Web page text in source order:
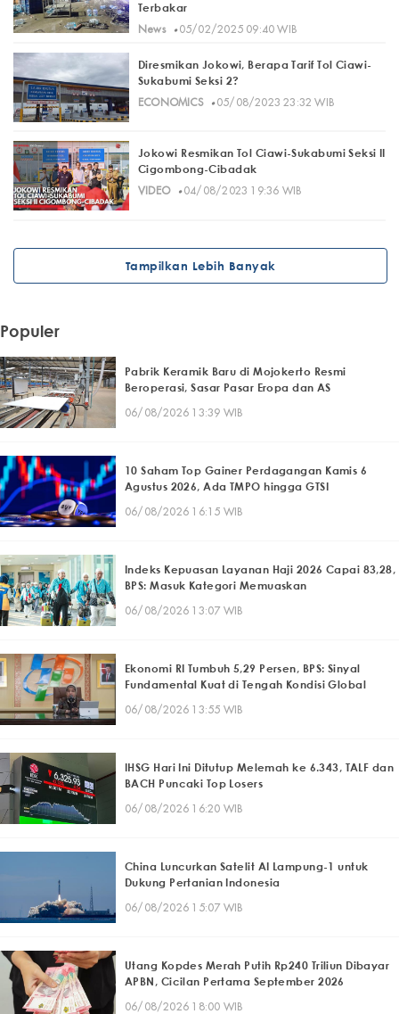
Terbakar
News· 05/02/2025 09:40 WIB
Diresmikan Jokowi, Berapa Tarif Tol Ciawi-
Sukabumi Seksi 2?
ECONOMICS· 05/08/2023 23:32 WIB
Jokowi Resmikan Tol Ciawi-Sukabumi Seksi II
Cigombong-Cibadak
VIDEO· 04/08/2023 19:36 WIB
Tampilkan Lebih Banyak
Populer
Pabrik Keramik Baru di Mojokerto Resmi
Beroperasi, Sasar Pasar Eropa dan AS
06/08/2026 13:39 WIB
10 Saham Top Gainer Perdagangan Kamis 6
Agustus 2026, Ada TMPO hingga GTSI
06/08/2026 16:15 WIB
Indeks Kepuasan Layanan Haji 2026 Capai 83,28,
BPS: Masuk Kategori Memuaskan
06/08/2026 13:07 WIB
Ekonomi RI Tumbuh 5,29 Persen, BPS: Sinyal
Fundamental Kuat di Tengah Kondisi Global
06/08/2026 13:55 WIB
IHSG Hari Ini Ditutup Melemah ke 6.343, TALF dan
BACH Puncaki Top Losers
06/08/2026 16:20 WIB
China Luncurkan Satelit AI Lampung-1 untuk
Dukung Pertanian Indonesia
06/08/2026 15:07 WIB
Utang Kopdes Merah Putih Rp240 Triliun Dibayar
APBN, Cicilan Pertama September 2026
06/08/2026 18:00 WIB